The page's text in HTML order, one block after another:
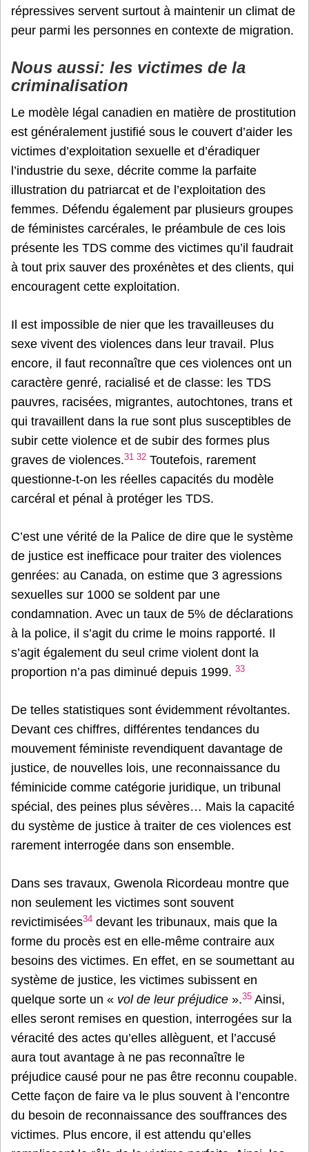
répressives servent surtout à maintenir un climat de
peur parmi les personnes en contexte de migration.
Nous aussi: les victimes de la
criminalisation
Le modèle légal canadien en matière de prostitution
est généralement justifié sous le couvert d’aider les
victimes d’exploitation sexuelle et d’éradiquer
l’industrie du sexe, décrite comme la parfaite
illustration du patriarcat et de l’exploitation des
femmes. Défendu également par plusieurs groupes
de féministes carcérales, le préambule de ces lois
présente les TDS comme des victimes qu’il faudrait
à tout prix sauver des proxénètes et des clients, qui
encouragent cette exploitation.
Il est impossible de nier que les travailleuses du
sexe vivent des violences dans leur travail. Plus
encore, il faut reconnaître que ces violences ont un
caractère genré, racialisé et de classe: les TDS
pauvres, racisées, migrantes, autochtones, trans et
qui travaillent dans la rue sont plus susceptibles de
subir cette violence et de subir des formes plus
graves de violences.31 32 Toutefois, rarement
questionne-t-on les réelles capacités du modèle
carcéral et pénal à protéger les TDS.
C’est une vérité de la Palice de dire que le système
de justice est inefficace pour traiter des violences
genrées: au Canada, on estime que 3 agressions
sexuelles sur 1000 se soldent par une
condamnation. Avec un taux de 5% de déclarations
à la police, il s’agit du crime le moins rapporté. Il
s’agit également du seul crime violent dont la
proportion n’a pas diminué depuis 1999. 33
De telles statistiques sont évidemment révoltantes.
Devant ces chiffres, différentes tendances du
mouvement féministe revendiquent davantage de
justice, de nouvelles lois, une reconnaissance du
féminicide comme catégorie juridique, un tribunal
spécial, des peines plus sévères… Mais la capacité
du système de justice à traiter de ces violences est
rarement interrogée dans son ensemble.
Dans ses travaux, Gwenola Ricordeau montre que
non seulement les victimes sont souvent
revictimisées34 devant les tribunaux, mais que la
forme du procès est en elle-même contraire aux
besoins des victimes. En effet, en se soumettant au
système de justice, les victimes subissent en
quelque sorte un « vol de leur préjudice ».35 Ainsi,
elles seront remises en question, interrogées sur la
véracité des actes qu’elles allèguent, et l’accusé
aura tout avantage à ne pas reconnaître le
préjudice causé pour ne pas être reconnu coupable.
Cette façon de faire va le plus souvent à l’encontre
du besoin de reconnaissance des souffrances des
victimes. Plus encore, il est attendu qu’elles